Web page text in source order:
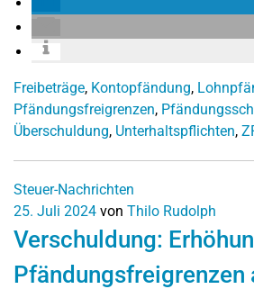
Freibeträge, Kontopfändung,
Pfändungsfreigrenzen,
Überschuldung, Unterhaltspflichten,
Steuer-Nachrichten
25. Juli 2024 von Thilo Rudolph
Verschuldung:
Pfändungsfreigrenzen